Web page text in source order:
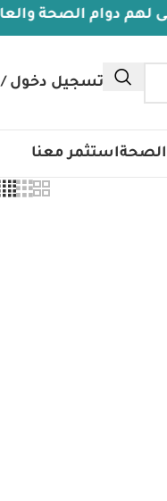
الصحة والعافيه
تسجيل دخول
استثمر معنا